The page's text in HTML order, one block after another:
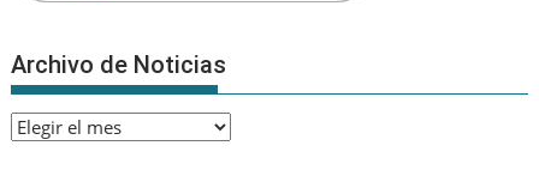
Archivo de Noticias
Archivo